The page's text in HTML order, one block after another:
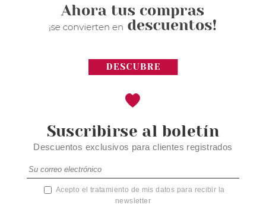
Suscribirse al boletín
Descuentos exclusivos para clientes registrados
Acepto el tratamiento de mis datos para recibir la
newsletter